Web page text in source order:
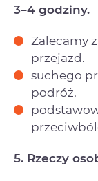
3–4 godziny.
Zalecamy
przejazd.
suchego
podróż,
5. Rzeczy